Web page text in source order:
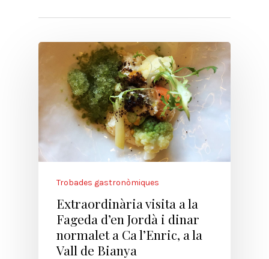
Trobades gastronòmiques
Extraordinària visita a la
Fageda d’en Jordà i dinar
normalet a Ca l’Enric, a la
Vall de Bianya